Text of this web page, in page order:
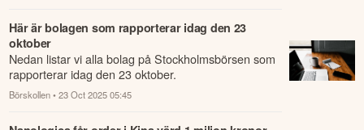
Här är bolagen som rapporterar idag den 23
oktober
Nedan listar vi alla bolag på Stockholmsbörsen som
rapporterar idag den 23 oktober.
Börskollen • 23 Oct 2025 05:45